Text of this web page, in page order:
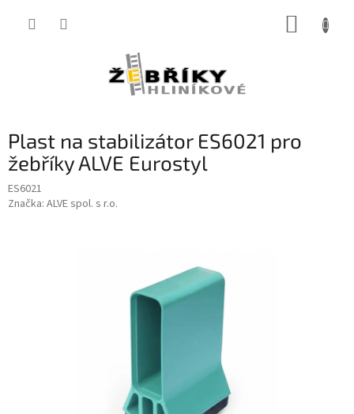
Plast na stabilizátor ES6021 pro
žebříky ALVE Eurostyl
ES6021
Značka: ALVE spol. s r.o.